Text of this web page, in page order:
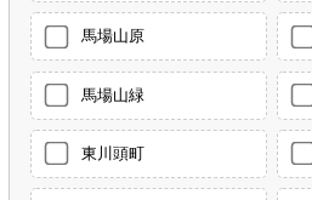
馬場山原
馬場山緑
東川頭町